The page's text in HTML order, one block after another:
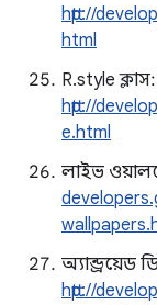
http://
html
R.style ক্লাস:
http://
e.html
লাইভ
অ্যান্ড্রয়েড
http://